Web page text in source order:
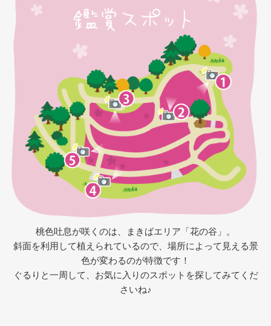
桃色吐息が咲くのは、まきばエリア「花の谷」。
斜面を利用して植えられているので、場所によって見える景
色が変わるのが特徴です！
ぐるりと一周して、お気に入りのスポットを探してみてくだ
さいね♪